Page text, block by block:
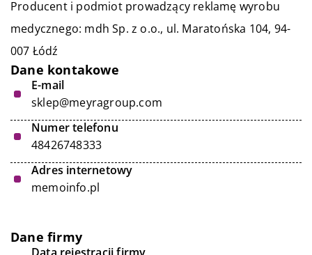
Producent i podmiot prowadzący reklamę wyrobu
medycznego: mdh Sp. z o.o., ul. Maratońska 104, 94-
007 Łódź
Dane kontakowe
E-mail
sklep@meyragroup.com
Numer telefonu
48426748333
Adres internetowy
memoinfo.pl
Dane firmy